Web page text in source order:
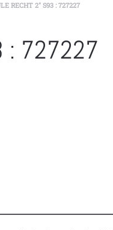
RECHT 2″ S93 : 727227
: 727227